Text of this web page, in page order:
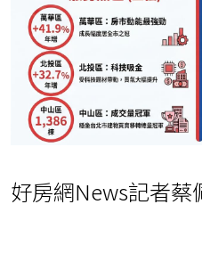
好房網News記者蔡